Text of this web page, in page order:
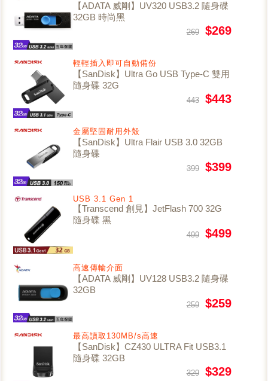
【ADATA 威剛】UV320 USB3.2 隨身碟
32GB 時尚黑
269 $269
輕輕插入即可自動備份
【SanDisk】Ultra Go USB Type-C 雙用
隨身碟 32G
443 $443
金屬堅固耐用外殼
【SanDisk】Ultra Flair USB 3.0 32GB
隨身碟
399 $399
USB 3.1 Gen 1
【Transcend 創見】JetFlash 700 32G
隨身碟 黑
499 $499
高速傳輸介面
【ADATA 威剛】UV128 USB3.2 隨身碟
32GB
259 $259
最高讀取130MB/s高速
【SanDisk】CZ430 ULTRA Fit USB3.1
隨身碟 32GB
329 $329